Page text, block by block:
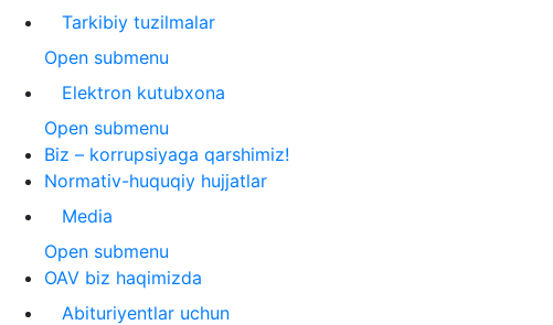
Tarkibiy tuzilmalar
Open submenu
Elektron kutubxona
Open submenu
Biz – korrupsiyaga qarshimiz!
Normativ-huquqiy hujjatlar
Media
Open submenu
OAV biz haqimizda
Abituriyentlar uchun